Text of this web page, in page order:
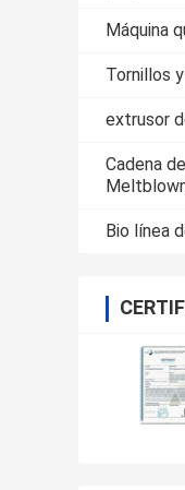
Máquina
Tornillos
extrusor
Cadena
Bio línea